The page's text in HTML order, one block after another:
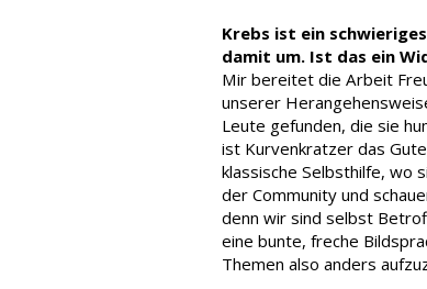
Krebs ist ein
damit um. Ist das ein
Mir bereitet die Arbeit
unserer
Leute gefunden, die sie
ist Kurvenkratzer das
klassische Selbsthilfe, wo
der Community und
denn wir sind selbst
eine bunte, freche
Themen also anders